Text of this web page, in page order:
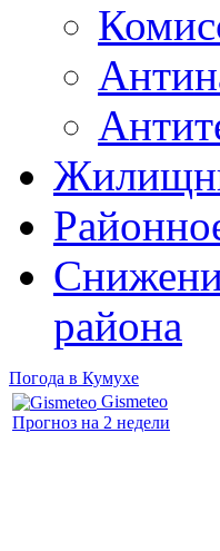
района
Погода в Кумухе
Gismeteo
Прогноз на 2 недели